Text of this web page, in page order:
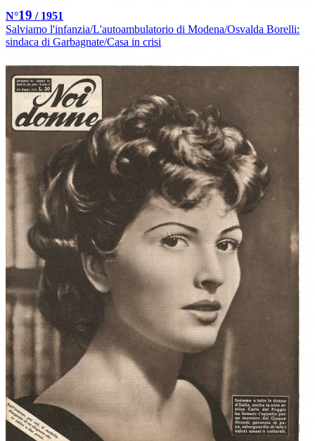
N°19 / 1951
Salviamo l'infanzia/L'autoambulatorio di Modena/Osvalda Borelli:
sindaca di Garbagnate/Casa in crisi